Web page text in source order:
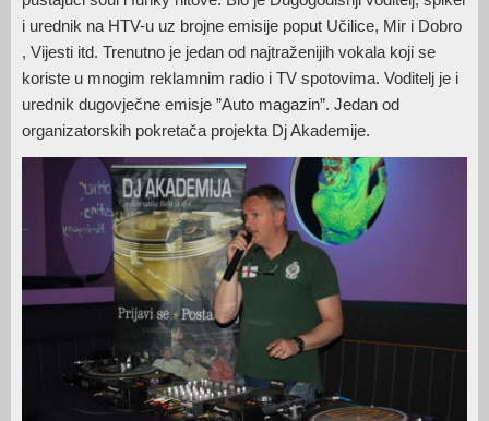
i urednik na HTV-u uz brojne emisije poput Učilice, Mir i Dobro
, Vijesti itd. Trenutno je jedan od najtraženijih vokala koji se
koriste u mnogim reklamnim radio i TV spotovima. Voditelj je i
urednik dugovječne emisje ”Auto magazin”. Jedan od
organizatorskih pokretača projekta Dj Akademije.